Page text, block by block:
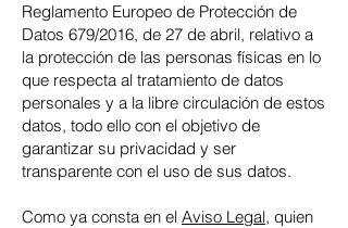
Reglamento Europeo de Protección de
Datos 679/2016, de 27 de abril, relativo a
la protección de las personas físicas en lo
que respecta al tratamiento de datos
personales y a la libre circulación de estos
datos, todo ello con el objetivo de
garantizar su privacidad y ser
transparente con el uso de sus datos.
Como ya consta en el Aviso Legal, quien